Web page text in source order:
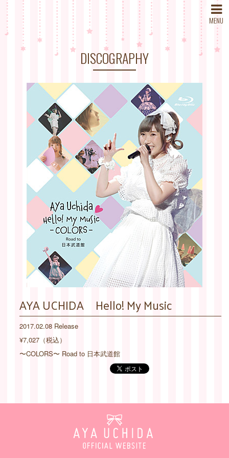
MENU
DISCOGRAPHY
AYA UCHIDA Hello! My Music
2017.02.08 Release
¥7,027（税込）
〜COLORS〜 Road to 日本武道館